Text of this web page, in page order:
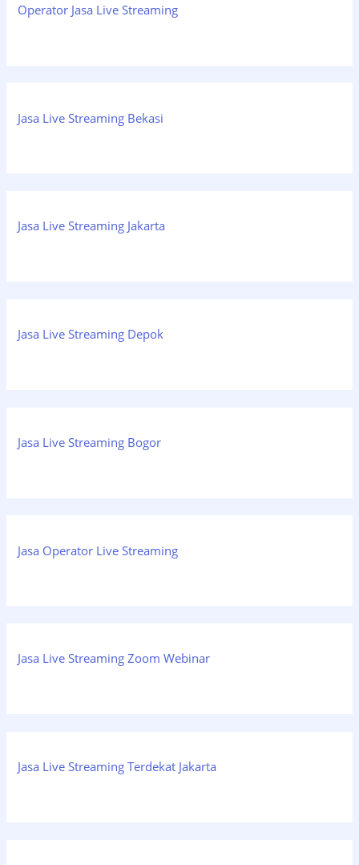
Operator Jasa Live Streaming
Jasa Live Streaming Bekasi
Jasa Live Streaming Jakarta
Jasa Live Streaming Depok
Jasa Live Streaming Bogor
Jasa Operator Live Streaming
Jasa Live Streaming Zoom Webinar
Jasa Live Streaming Terdekat Jakarta